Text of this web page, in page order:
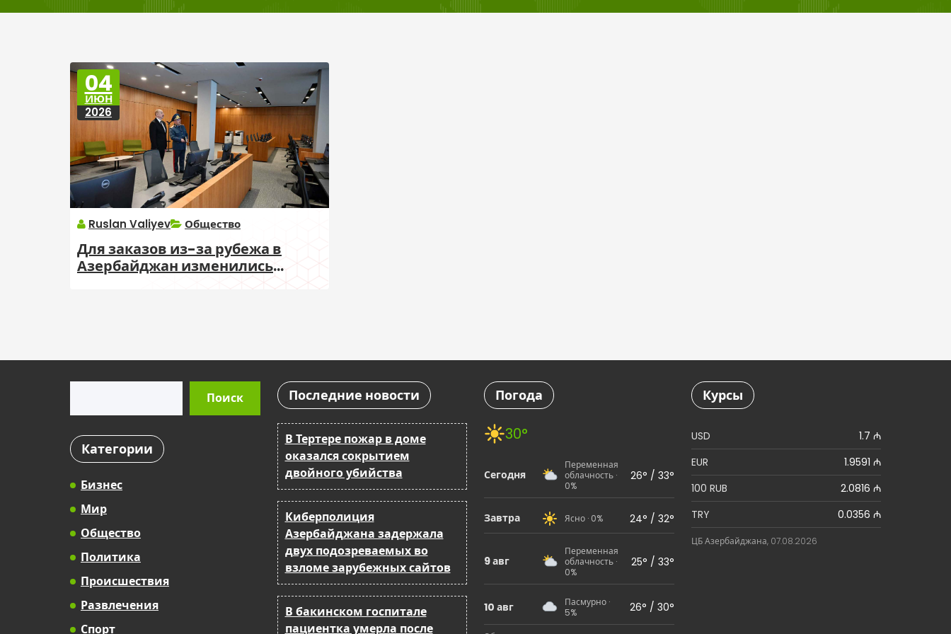
04
ИЮН
2026
Ruslan Valiyev Общество
Для заказов из-за рубежа в
Азербайджан изменились
Поиск
Категории
Бизнес
Мир
Общество
Политика
Происшествия
Развлечения
Спорт
Последние новости
В Тертере пожар в доме
оказался сокрытием
двойного убийства
Киберполиция
Азербайджана задержала
двух подозреваемых во
взломе зарубежных сайтов
В бакинском госпитале
пациентка умерла после
Погода
30°
Сегодня
Переменная
облачность ·
0%
26° / 33°
Завтра Ясно · 0% 24° / 32°
9 авг
Переменная
облачность ·
0%
25° / 33°
10 авг
Пасмурно ·
5%
26° / 30°
Курсы
USD
1.7 ₼
EUR
1.9591 ₼
100 RUB
2.0816 ₼
TRY
0.0356 ₼
ЦБ Азербайджана, 07.08.2026